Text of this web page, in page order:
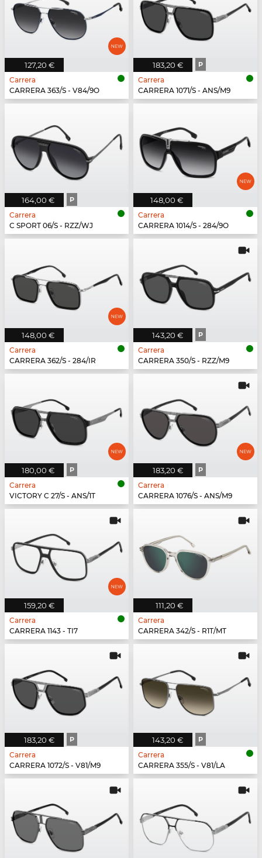
127,20 €
Carrera
CARRERA 363/S - V84/9O
183,20 € P
Carrera
CARRERA 1071/S - ANS/M9
164,00 € P
Carrera
C SPORT 06/S - RZZ/WJ
148,00 €
Carrera
CARRERA 1014/S - 284/9O
148,00 €
Carrera
CARRERA 362/S - 284/IR
143,20 € P
Carrera
CARRERA 350/S - RZZ/M9
180,00 € P
Carrera
VICTORY C 27/S - ANS/1T
183,20 € P
Carrera
CARRERA 1076/S - ANS/M9
159,20 €
Carrera
CARRERA 1143 - TI7
111,20 €
Carrera
CARRERA 342/S - R1T/MT
183,20 € P
Carrera
CARRERA 1072/S - V81/M9
143,20 € P
Carrera
CARRERA 355/S - V81/LA